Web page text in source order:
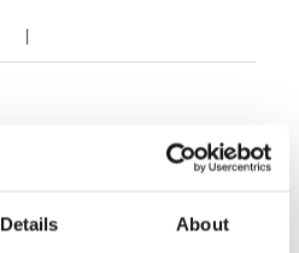
Details About